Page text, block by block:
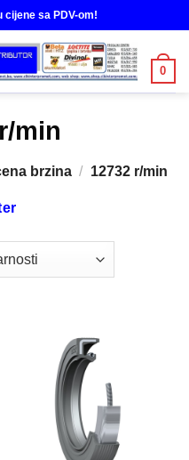
cijene sa PDV-om!
0
min
brzina / 12732 r/min